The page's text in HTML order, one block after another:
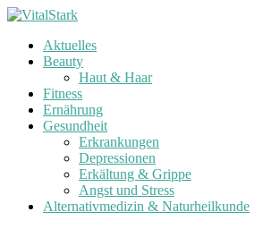
Zum
springenAktuelles
Beauty
Haut & Haar
Fitness
Ernährung
Gesundheit
Erkrankungen
Depressionen
Erkältung & Grippe
Angst und Stress
Alternativmedizin & Naturheilkunde